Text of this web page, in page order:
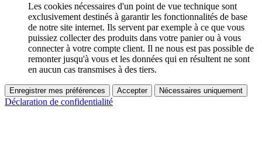
Les cookies nécessaires d'un point de vue technique sont
exclusivement destinés à garantir les fonctionnalités de base
de notre site internet. Ils servent par exemple à ce que vous
puissiez collecter des produits dans votre panier ou à vous
connecter à votre compte client. Il ne nous est pas possible de
remonter jusqu'à vous et les données qui en résultent ne sont
en aucun cas transmises à des tiers.
Enregistrer mes préférences Accepter Nécessaires uniquement
Déclaration de confidentialité